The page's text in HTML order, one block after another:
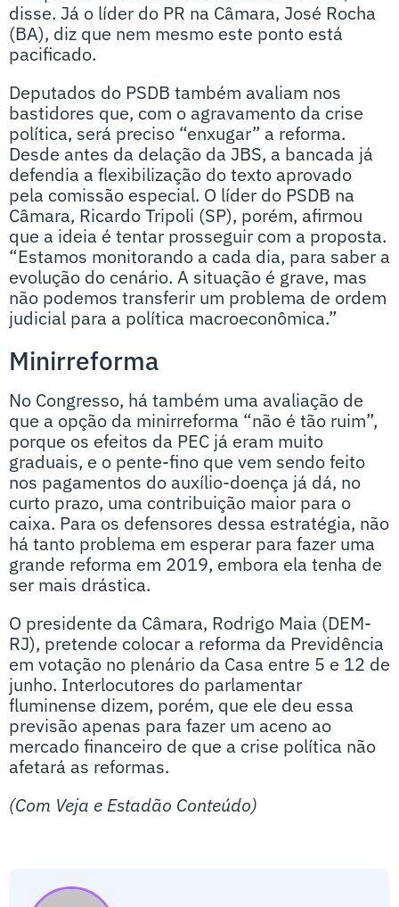
disse. Já o líder do PR na Câmara, José Rocha
(BA), diz que nem mesmo este ponto está
pacificado.
Deputados do PSDB também avaliam nos
bastidores que, com o agravamento da crise
política, será preciso “enxugar” a reforma.
Desde antes da delação da JBS, a bancada já
defendia a flexibilização do texto aprovado
pela comissão especial. O líder do PSDB na
Câmara, Ricardo Tripoli (SP), porém, afirmou
que a ideia é tentar prosseguir com a proposta.
“Estamos monitorando a cada dia, para saber a
evolução do cenário. A situação é grave, mas
não podemos transferir um problema de ordem
judicial para a política macroeconômica.”
Minirreforma
No Congresso, há também uma avaliação de
que a opção da minirreforma “não é tão ruim”,
porque os efeitos da PEC já eram muito
graduais, e o pente-fino que vem sendo feito
nos pagamentos do auxílio-doença já dá, no
curto prazo, uma contribuição maior para o
caixa. Para os defensores dessa estratégia, não
há tanto problema em esperar para fazer uma
grande reforma em 2019, embora ela tenha de
ser mais drástica.
O presidente da Câmara, Rodrigo Maia (DEM-
RJ), pretende colocar a reforma da Previdência
em votação no plenário da Casa entre 5 e 12 de
junho. Interlocutores do parlamentar
fluminense dizem, porém, que ele deu essa
previsão apenas para fazer um aceno ao
mercado financeiro de que a crise política não
afetará as reformas.
(Com Veja e Estadão Conteúdo)